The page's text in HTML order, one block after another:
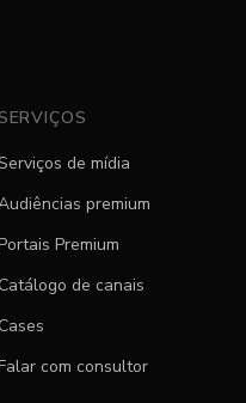
de mídia
premium
Premium
Catálogo de canais
Cases
com consultor